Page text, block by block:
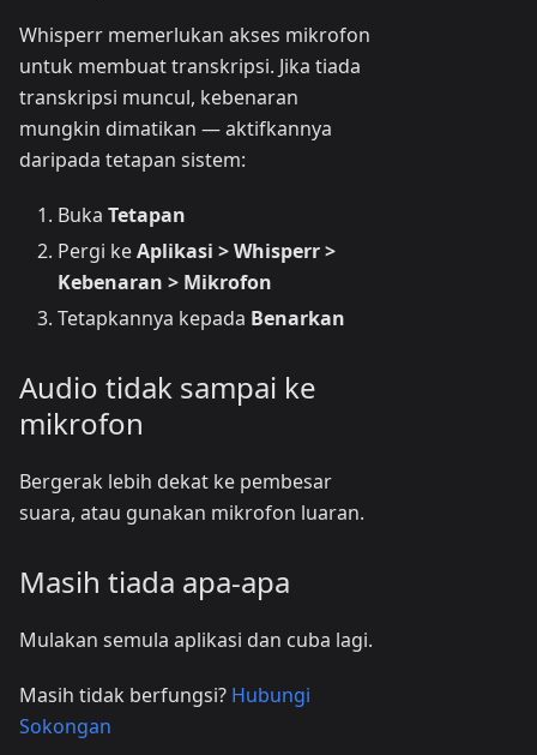
Whisperr memerlukan akses mikrofon
untuk membuat transkripsi. Jika tiada
transkripsi muncul, kebenaran
mungkin dimatikan — aktifkannya
daripada tetapan sistem:
Buka Tetapan
Pergi keAplikasi > Whisperr >
Kebenaran > Mikrofon
Tetapkannya kepada Benarkan
Audio tidak sampai ke
mikrofon
Bergerak lebih dekat ke pembesar
suara, atau gunakan mikrofon luaran.
Masih tiada apa-apa
Mulakan semula aplikasi dan cuba lagi.
Masih tidak berfungsi? Hubungi
Sokongan